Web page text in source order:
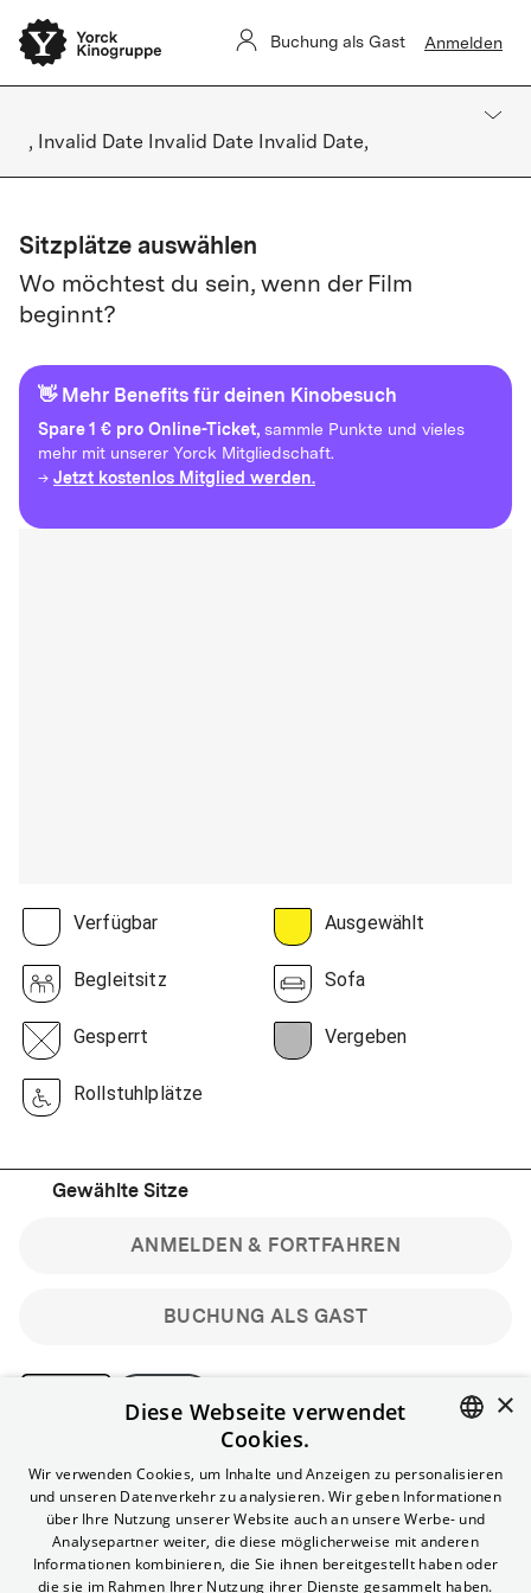
Buchung als Gast Anmelden
, Invalid Date Invalid Date Invalid Date,
Sitzplätze auswählen
Wo möchtest du sein, wenn der Film
beginnt?
👋 Mehr Benefits für deinen Kinobesuch
Spare1 € pro Online-Ticket, sammle Punkte und vieles
mehr mit unserer Yorck Mitgliedschaft.
→ Jetzt kostenlos Mitglied werden.
Verfügbar Ausgewählt
Begleitsitz Sofa
Gesperrt Vergeben
Rollstuhlplätze
Gewählte Sitze
BUCHUNG ALS GAST
ANMELDEN & FORTFAHREN
Bitte beachte: Gastbuchungen sind nicht stornierbar.
Registriere dich kostenlos für bis zu 90 min vor Filmbeginn
stornierbare Tickets für reguläre Vorstellungen.
Unlimited-Mitglied? Melde dich an, um deine Benefits
nutzen zu können.
ENGLISH
×
Diese Webseite verwendet
Cookies.
Wir verwenden Cookies, um Inhalte und Anzeigen zu personalisieren
und unseren Datenverkehr zu analysieren. Wir geben Informationen
über Ihre Nutzung unserer Website auch an unsere Werbe- und
Analysepartner weiter, die diese möglicherweise mit anderen
Informationen kombinieren, die Sie ihnen bereitgestellt haben oder
die sie im Rahmen Ihrer Nutzung ihrer Dienste gesammelt haben.